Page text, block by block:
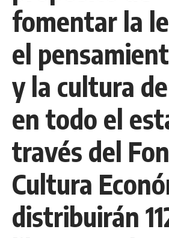
fomentar la
el
y la cultura
en todo el
través del
Cultura
distribuirán